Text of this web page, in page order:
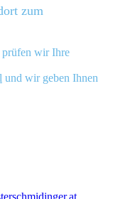
zum
prüfen wir Ihre
und wir geben Ihnen